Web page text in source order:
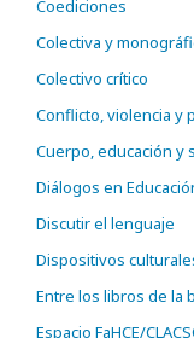
Coediciones
Colectiva y
Colectivo crítico
Conflicto, violencia y
Cuerpo, educación y
Diálogos en
Discutir el lenguaje
Dispositivos
Entre los libros de la
Espacio FaHCE/